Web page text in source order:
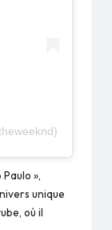
»,
unique
où il